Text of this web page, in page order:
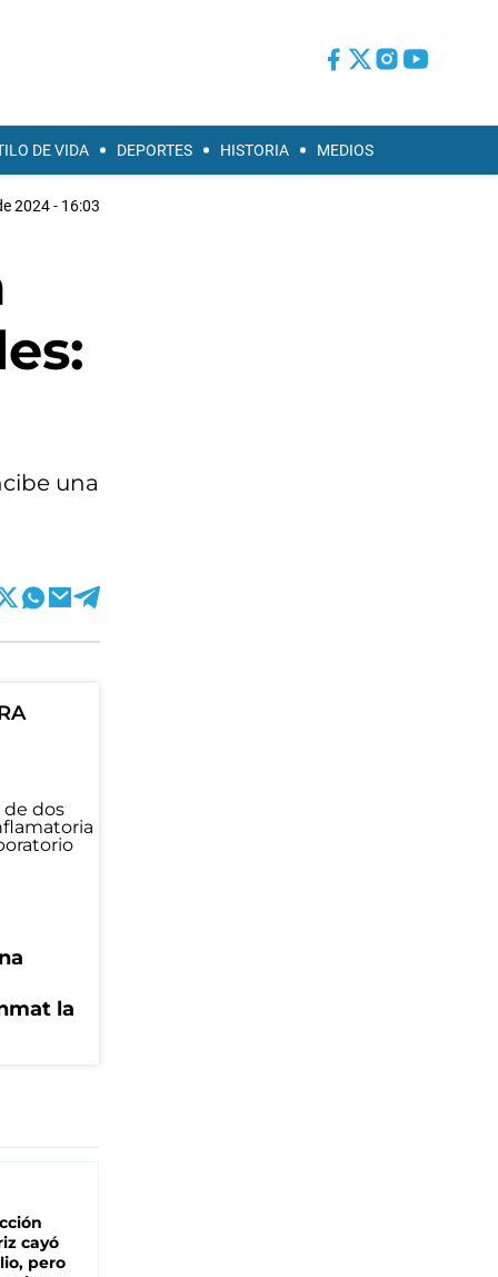
DE VIDA DEPORTES HISTORIA MEDIOS
2024 - 16:03
una
la
cayó
pero